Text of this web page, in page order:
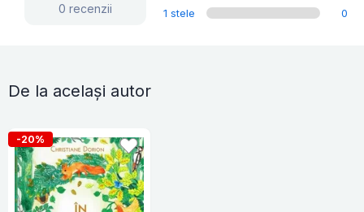
0 recenzii
1 stele
0
De la același autor
-20%